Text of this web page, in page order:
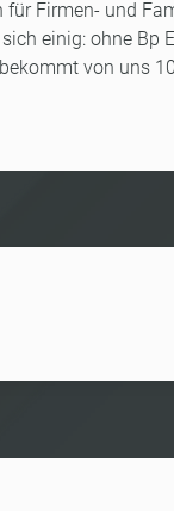
Firmen- und
einig: ohne Bp
von uns